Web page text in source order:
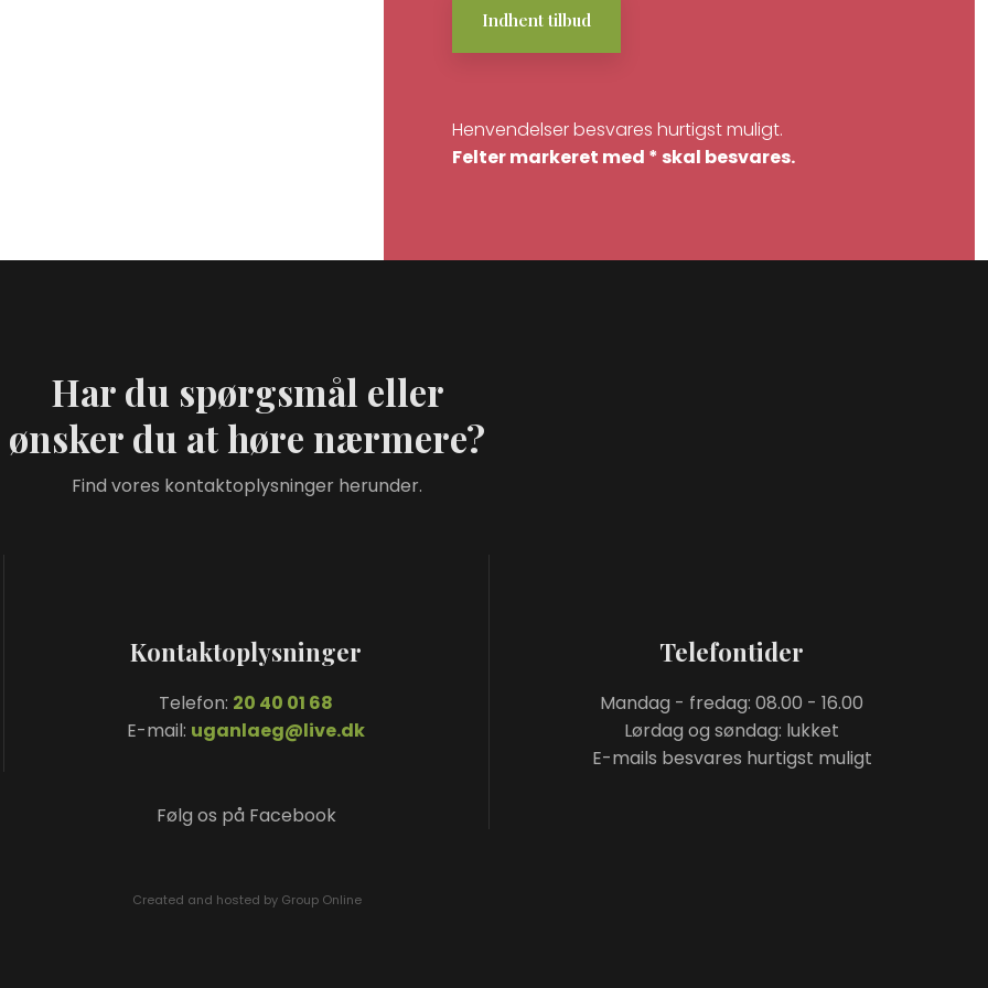
Henvendelser besvares hurtigst muligt.
Felter markeret med * skal besvares.​
Har du spørgsmål eller
​ønsker du at høre nærmere?
Find vores kontaktoplysninger herunder.
Kontaktoplysninger
Telefon: 20 40 01 68
E-mail: uganlaeg@live.dk
​Følg os på Facebook
Telefontider
Mandag - fredag: 08.00 - 16.00
Lørdag og søndag: lukket
E-mails besvares hurtigst muligt
Created and hosted by Group Online